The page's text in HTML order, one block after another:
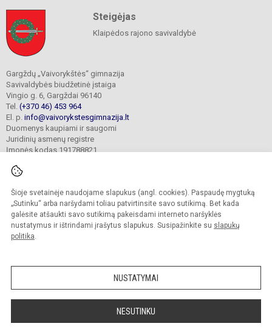
Šioje svetainėje naudojame slapukus (angl. cookies). Paspaudę mygtuką
„Sutinku“ arba naršydami toliau patvirtinsite savo sutikimą. Bet kada
galėsite atšaukti savo sutikimą pakeisdami interneto naršyklės
nustatymus ir ištrindami įrašytus slapukus. Susipažinkite su slapukų
politika.
NUSTATYMAI
NESUTINKU
Steigėjas
Klaipėdos rajono savivaldybė
Gargždų „Vaivorykštės“ gimnazija
Savivaldybės biudžetinė įstaiga
Vingio g. 6, Gargždai 96140
Tel. (+370 46) 453 964
El. p. info@vaivorykstesgimnazija.lt
Duomenys kaupiami ir saugomi
Juridinių asmenų registre
Įmonės kodas 191788821
© 2022. Gargždų „Vaivorykštės“ gimnazija. Visos teisės saugomos.
Kopijuoti turinį be raštiško gimnazijos sutikimo griežtai draudžiama.
Prieinamumo paraiška Slapukų valdymas
Sumanus būdas atnaujinti